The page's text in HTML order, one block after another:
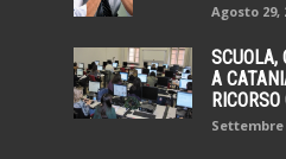
Agosto 29,
SCUOLA,
A
Settembre